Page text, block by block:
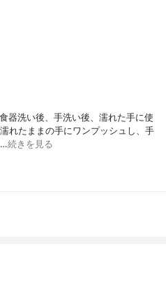
洗い後、手洗い後、濡れた手に使
れたままの手にワンプッシュし、手
…続きを見る